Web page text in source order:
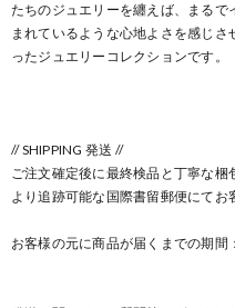
たちのジュエリーを纏えば、まる
まれているような心地よさを感じ
ったジュエリーコレクションです。
// SHIPPING 発送 //
ご注文確定後に最終検品と丁寧な
より追跡可能な国際書留郵便にてお
お客様の元に商品が届くまでの期間